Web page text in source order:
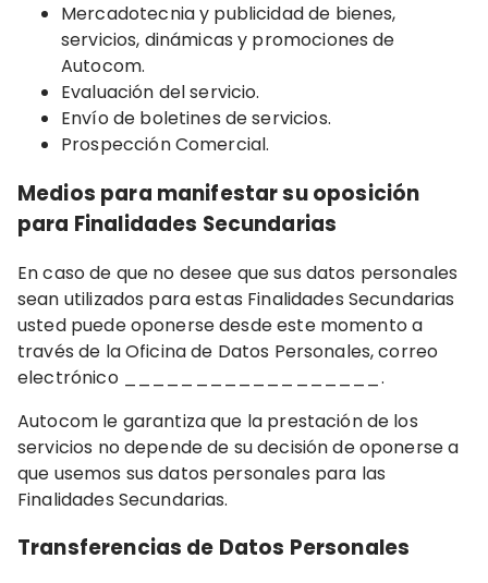
Mercadotecnia y publicidad de bienes,
servicios, dinámicas y promociones de
Autocom.
Evaluación del servicio.
Envío de boletines de servicios.
Prospección Comercial.
Medios para manifestar su oposición
para Finalidades Secundarias
En caso de que no desee que sus datos personales
sean utilizados para estas Finalidades Secundarias
usted puede oponerse desde este momento a
través de la Oficina de Datos Personales, correo
electrónico __________________.
Autocom le garantiza que la prestación de los
servicios no depende de su decisión de oponerse a
que usemos sus datos personales para las
Finalidades Secundarias.
Transferencias de Datos Personales